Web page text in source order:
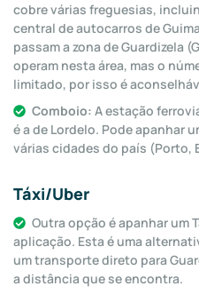
cobre várias freguesias,
central de autocarros de
passam a zona de Guardizela
operam nesta área, mas o
limitado, por isso é
Comboio: A estação
é a de Lordelo. Pode apanhar
várias cidades do país (Porto,
Táxi/Uber
Outra opção é apanhar um
aplicação. Esta é uma
um transporte direto para
a distância que se encontra.